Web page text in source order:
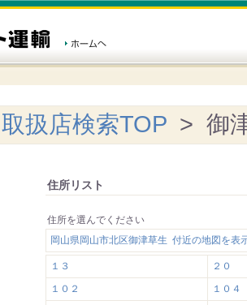
扱店検索TOP > 御
住所リスト
住所を選んでください
岡山県岡山市北区御津草生 付近の地図を表
１３
２０
１０２
１０４